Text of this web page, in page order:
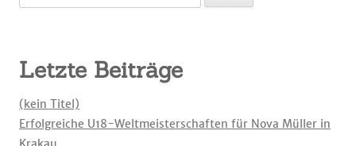
nach:
Letzte Beiträge
(kein Titel)
Erfolgreiche U18-Weltmeisterschaften für Nova Müller in